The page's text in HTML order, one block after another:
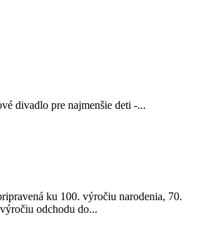
divadlo pre najmenšie deti -...
ku 100. výročiu narodenia, 70.
odchodu do...